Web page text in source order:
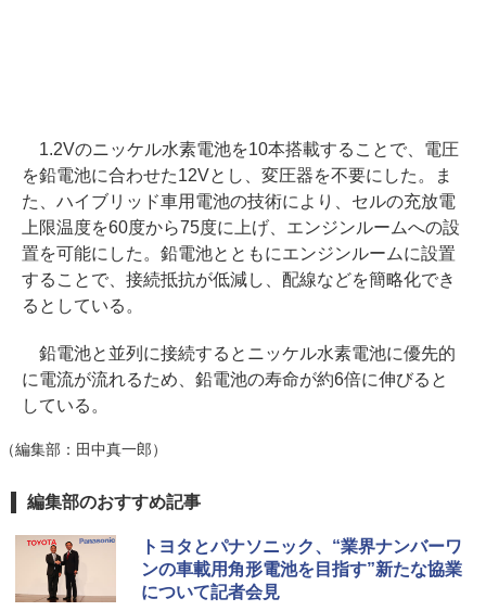
1.2Vのニッケル水素電池を10本搭載することで、電圧
を鉛電池に合わせた12Vとし、変圧器を不要にした。ま
た、ハイブリッド車用電池の技術により、セルの充放電
上限温度を60度から75度に上げ、エンジンルームへの設
置を可能にした。鉛電池とともにエンジンルームに設置
することで、接続抵抗が低減し、配線などを簡略化でき
るとしている。
鉛電池と並列に接続するとニッケル水素電池に優先的
に電流が流れるため、鉛電池の寿命が約6倍に伸びると
している。
（編集部：田中真一郎）
編集部のおすすめ記事
トヨタとパナソニック、“業界ナンバーワ
ンの車載用角形電池を目指す”新たな協業
について記者会見